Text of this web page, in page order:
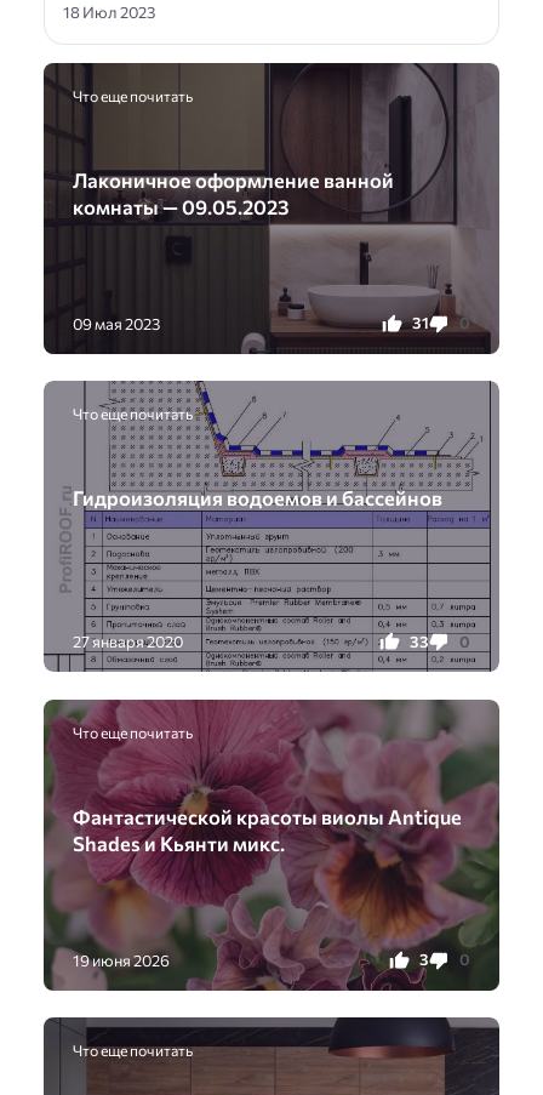
18 Июл 2023
Что еще почитать
Лаконичное оформление ванной
комнаты — 09.05.2023
09 мая 2023 31 0
Что еще почитать
Гидроизоляция водоемов и бассейнов
27 января 2020 33 0
Что еще почитать
Фантастической красоты виолы Antique
Shades и Кьянти микс.
19 июня 2026 3 0
Что еще почитать